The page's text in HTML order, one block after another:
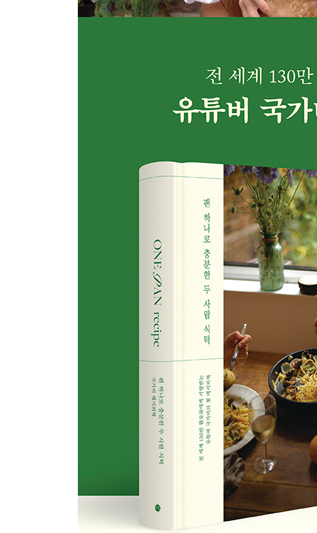
158 삼겹살카르보나라
168 고등어파스타
174 크림페스토닭가슴살파스타
194 스테이크크림파스타
200 랍스터로제소주파스타
206 돼지고기라구파스타
212 버섯‘볼로네제’파스타
218 미트볼파스타
224 지중해식 치킨스튜파스타
232 빨간 바지와 창백한 얼굴의 프러포즈
ONE PAN RICE
248 아로스마리네로
254 단호박리소토
266 큐브스테이크리소토